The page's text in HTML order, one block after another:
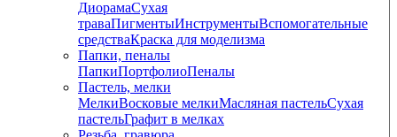
ДиорамаСухая
траваПигментыИнструментыВспомогательные
средстваКраска для моделизма
Папки, пеналы
ПапкиПортфолиоПеналы
Пастель, мелки
МелкиВосковые мелкиМасляная пастельСухая
пастельГрафит в мелках